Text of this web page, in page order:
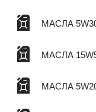
МАСЛА
МАСЛА
МАСЛА